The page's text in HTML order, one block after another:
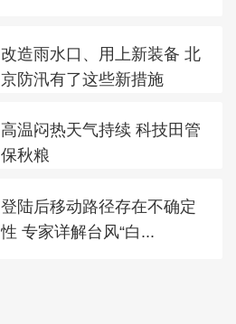
改造雨水口、用上新装备 北
京防汛有了这些新措施
高温闷热天气持续 科技田管
保秋粮
登陆后移动路径存在不确定
性 专家详解台风“白...